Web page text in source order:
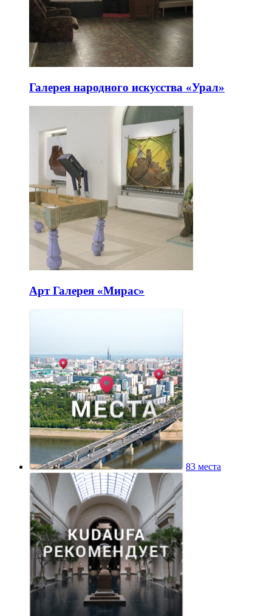
Галерея народного искусства «Урал»
Арт Галерея «Мирас»
83 места